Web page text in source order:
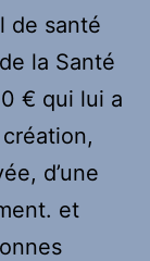
de santé
la Santé
€ qui lui a
d’une
et